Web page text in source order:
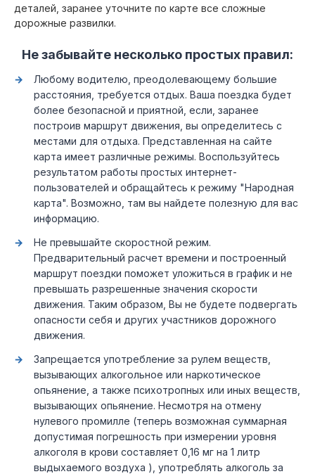
деталей, заранее уточните по карте все сложные
дорожные развилки.
Не забывайте несколько простых правил:
Любому водителю, преодолевающему большие
расстояния, требуется отдых. Ваша поездка будет
более безопасной и приятной, если, заранее
построив маршрут движения, вы определитесь с
местами для отдыха. Представленная на сайте
карта имеет различные режимы. Воспользуйтесь
результатом работы простых интернет-
пользователей и обращайтесь к режиму "Народная
карта". Возможно, там вы найдете полезную для вас
информацию.
Не превышайте скоростной режим.
Предварительный расчет времени и построенный
маршрут поездки поможет уложиться в график и не
превышать разрешенные значения скорости
движения. Таким образом, Вы не будете подвергать
опасности себя и других участников дорожного
движения.
Запрещается употребление за рулем веществ,
вызывающих алкогольное или наркотическое
опьянение, а также психотропных или иных веществ,
вызывающих опьянение. Несмотря на отмену
нулевого промилле (теперь возможная суммарная
допустимая погрешность при измерении уровня
алкоголя в крови составляет 0,16 мг на 1 литр
выдыхаемого воздуха ), употреблять алкоголь за